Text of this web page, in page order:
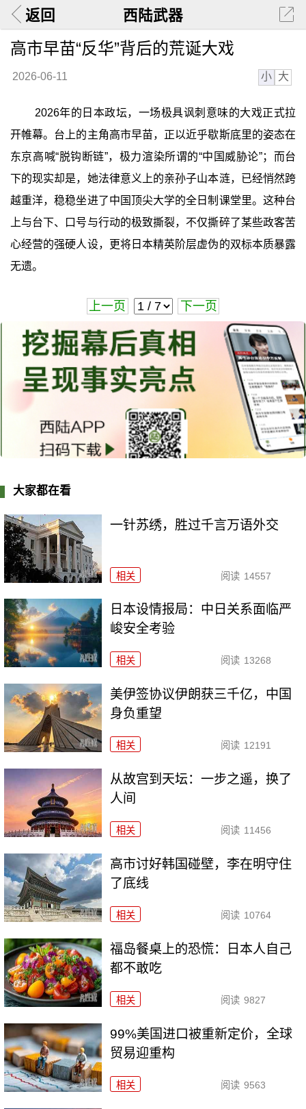
返回 西陆武器
高市早苗“反华”背后的荒诞大戏
2026-06-11 小 大
2026年的日本政坛，一场极具讽刺意味的大戏正式拉
开帷幕。台上的主角高市早苗，正以近乎歇斯底里的姿态在
东京高喊“脱钩断链”，极力渲染所谓的“中国威胁论”；而台
下的现实却是，她法律意义上的亲孙子山本涟，已经悄然跨
越重洋，稳稳坐进了中国顶尖大学的全日制课堂里。这种台
上与台下、口号与行动的极致撕裂，不仅撕碎了某些政客苦
心经营的强硬人设，更将日本精英阶层虚伪的双标本质暴露
无遗。
上一页 下一页
大家都在看
一针苏绣，胜过千言万语外交
相关 阅读 14557
日本设情报局：中日关系面临严
峻安全考验
相关 阅读 13268
美伊签协议伊朗获三千亿，中国
身负重望
相关 阅读 12191
从故宫到天坛：一步之遥，换了
人间
相关 阅读 11456
高市讨好韩国碰壁，李在明守住
了底线
相关 阅读 10764
福岛餐桌上的恐慌：日本人自己
都不敢吃
相关 阅读 9827
99%美国进口被重新定价，全球
贸易迎重构
相关 阅读 9563